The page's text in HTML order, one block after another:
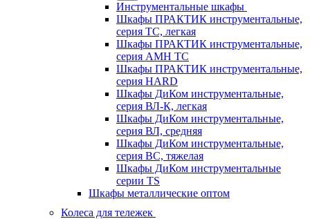
Инструментальные шкафы
Шкафы ПРАКТИК инструментальные,
серия ТC, легкая
Шкафы ПРАКТИК инструментальные,
серия AMH TC
Шкафы ПРАКТИК инструментальные,
серия HARD
Шкафы ДиКом инструментальные,
cерия ВЛ-К, легкая
Шкафы ДиКом инструментальные,
серия ВЛ, средняя
Шкафы ДиКом инструментальные,
серия ВС, тяжелая
Шкафы ДиКом инструментальные
серии TS
Шкафы металлические оптом
Колеса для тележек